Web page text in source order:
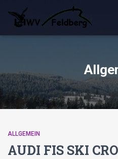
ALLGEMEIN
AUDI FIS SKI